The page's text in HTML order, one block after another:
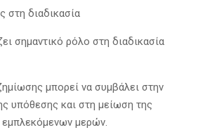
στη διαδικασία
σημαντικό ρόλο στη διαδικασία
μπορεί να συμβάλει στην
υπόθεσης και στη μείωση της
μερών.